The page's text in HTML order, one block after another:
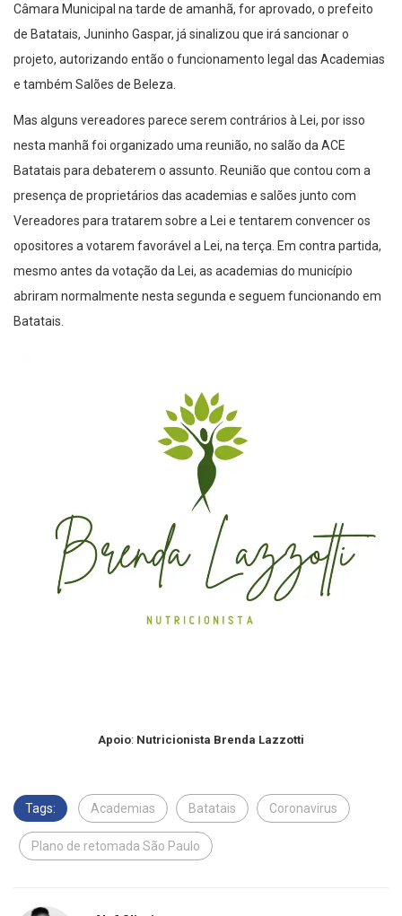
Câmara Municipal na tarde de amanhã, for aprovado, o prefeito
de Batatais, Juninho Gaspar, já sinalizou que irá sancionar o
projeto, autorizando então o funcionamento legal das Academias
e também Salões de Beleza.
Mas alguns vereadores parece serem contrários à Lei, por isso
nesta manhã foi organizado uma reunião, no salão da ACE
Batatais para debaterem o assunto. Reunião que contou com a
presença de proprietários das academias e salões junto com
Vereadores para tratarem sobre a Lei e tentarem convencer os
opositores a votarem favorável a Lei, na terça. Em contra partida,
mesmo antes da votação da Lei, as academias do município
abriram normalmente nesta segunda e seguem funcionando em
Batatais.
Apoio: Nutricionista Brenda Lazzotti
Tags: Academias Batatais Coronavirus
Plano de retomada São Paulo